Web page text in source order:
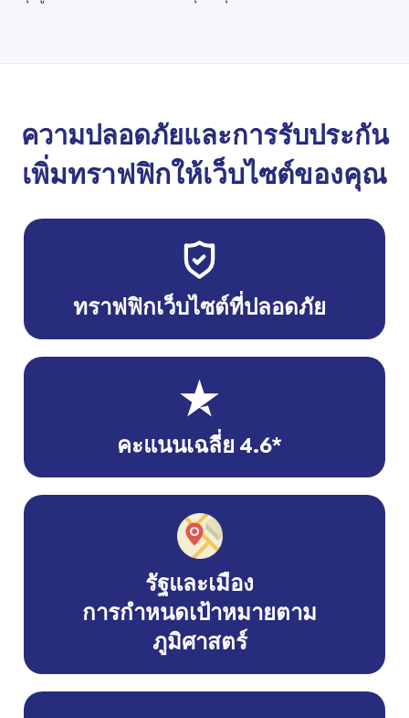
ความปลอดภัยและการรับประกัน
เพิ่มทราฟฟิกให้เว็บไซต์ของคุณ
ทราฟฟิกเว็บไซต์ที่ปลอดภัย
คะแนนเฉลี่ย 4.6*
รัฐและเมือง
การกำหนดเป้าหมายตาม
ภูมิศาสตร์